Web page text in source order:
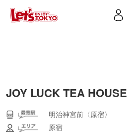
JOY LUCK TEA HOUSE
明治神宮前〈原宿〉
原宿